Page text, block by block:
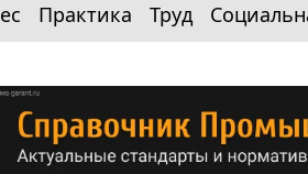
Практика Труд